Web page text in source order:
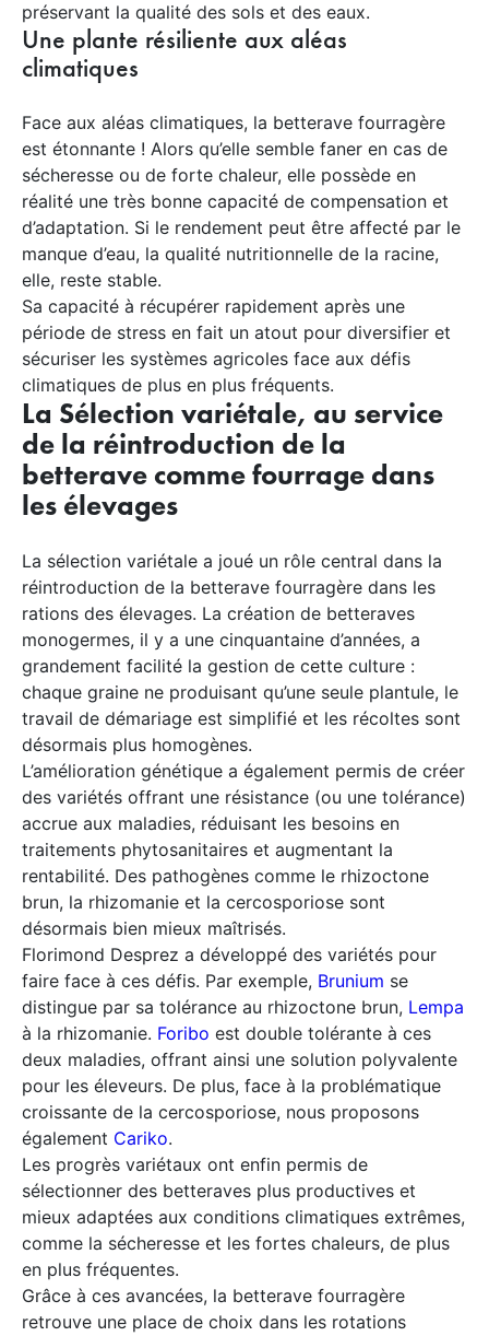
préservant la qualité des sols et des eaux.
Une plante résiliente aux aléas
climatiques
Face aux aléas climatiques, la betterave fourragère
est étonnante ! Alors qu’elle semble faner en cas de
sécheresse ou de forte chaleur, elle possède en
réalité une très bonne capacité de compensation et
d’adaptation. Si le rendement peut être affecté par le
manque d’eau, la qualité nutritionnelle de la racine,
elle, reste stable.
Sa capacité à récupérer rapidement après une
période de stress en fait un atout pour diversifier et
sécuriser les systèmes agricoles face aux défis
climatiques de plus en plus fréquents.
La Sélection variétale, au service
de la réintroduction de la
betterave comme fourrage dans
les élevages
La sélection variétale a joué un rôle central dans la
réintroduction de la betterave fourragère dans les
rations des élevages. La création de betteraves
monogermes, il y a une cinquantaine d’années, a
grandement facilité la gestion de cette culture :
chaque graine ne produisant qu’une seule plantule, le
travail de démariage est simplifié et les récoltes sont
désormais plus homogènes.
L’amélioration génétique a également permis de créer
des variétés offrant une résistance (ou une tolérance)
accrue aux maladies, réduisant les besoins en
traitements phytosanitaires et augmentant la
rentabilité. Des pathogènes comme le rhizoctone
brun, la rhizomanie et la cercosporiose sont
désormais bien mieux maîtrisés.
Florimond Desprez a développé des variétés pour
faire face à ces défis. Par exemple, Brunium se
distingue par sa tolérance au rhizoctone brun, Lempa
à la rhizomanie. Foribo est double tolérante à ces
deux maladies, offrant ainsi une solution polyvalente
pour les éleveurs. De plus, face à la problématique
croissante de la cercosporiose, nous proposons
également Cariko.
Les progrès variétaux ont enfin permis de
sélectionner des betteraves plus productives et
mieux adaptées aux conditions climatiques extrêmes,
comme la sécheresse et les fortes chaleurs, de plus
en plus fréquentes.
Grâce à ces avancées, la betterave fourragère
retrouve une place de choix dans les rotations